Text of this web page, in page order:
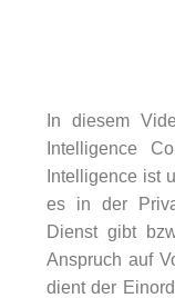
In diesem
Intelligence
Intelligence ist
es in der
Dienst gibt
Anspruch auf
dient der